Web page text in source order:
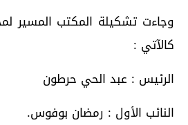
وجاءت تشكيلة المكتب المسير
كالآتي :
الرئيس : عبد الحي حرطون
النائب الأول : رمضان بوفوس.